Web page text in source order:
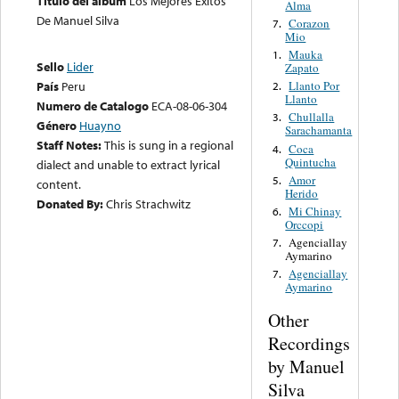
De Manuel Silva
Sello Lider
País Peru
Numero de Catalogo ECA-08-06-304
Género Huayno
Staff Notes:This is sung in a regional
dialect and unable to extract lyrical
content.
Donated By:Chris Strachwitz
Alma
7. Corazon
Mio
1. Mauka
Zapato
2. Llanto Por
Llanto
3. Chullalla
Sarachamanta
4. Coca
Quintucha
5. Amor
Herido
6. Mi Chinay
Orccopi
7. Agenciallay
Aymarino
7. Agenciallay
Aymarino
Other
Recordings
by Manuel
Silva